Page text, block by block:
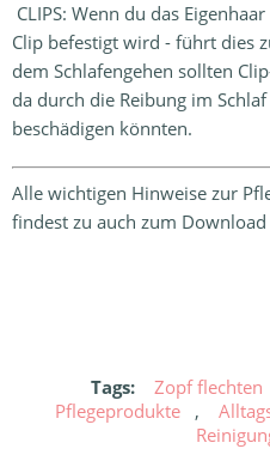
CLIPS: Wenn du das
Clip befestigt wird - führt dies
dem Schlafengehen sollten
da durch die Reibung im
beschädigen könnten.
Alle wichtigen Hinweise zur
findest zu auch zum
Tags: Zopf flechten
Pflegeprodukte
,